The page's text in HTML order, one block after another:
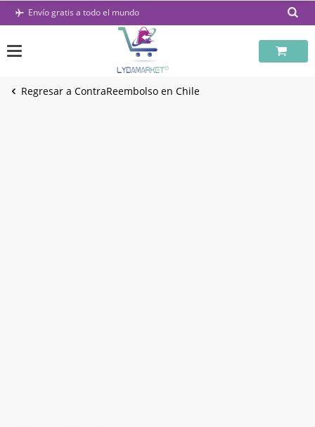
Saltar
Envío gratis a todo el mundo
Regresar a ContraReembolso en Chile